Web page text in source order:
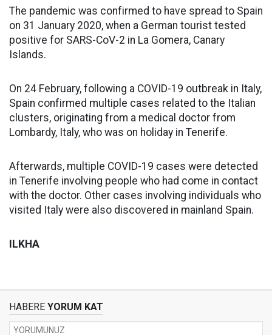
The pandemic was confirmed to have spread to Spain
on 31 January 2020, when a German tourist tested
positive for SARS-CoV-2 in La Gomera, Canary
Islands.
On 24 February, following a COVID-19 outbreak in Italy,
Spain confirmed multiple cases related to the Italian
clusters, originating from a medical doctor from
Lombardy, Italy, who was on holiday in Tenerife.
Afterwards, multiple COVID-19 cases were detected
in Tenerife involving people who had come in contact
with the doctor. Other cases involving individuals who
visited Italy were also discovered in mainland Spain.
ILKHA
HABERE YORUM KAT